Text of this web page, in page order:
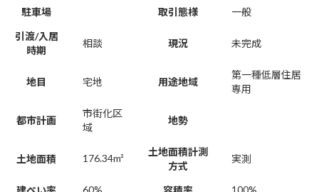
駐車場
取引態様
一般
引渡/入居
時期
相談 現況 未完成
地目 宅地 用途地域
第一種低層住居
専用
都市計画
市街化区
域
地勢
土地面積 176.34m²
土地面積計測
方式
実測
60% 100%